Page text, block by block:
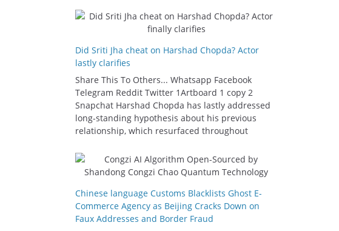
Did Sriti Jha cheat on Harshad Chopda? Actor
lastly clarifies
Share This To Others... Whatsapp Facebook
Telegram Reddit Twitter 1Artboard 1 copy 2
Snapchat Harshad Chopda has lastly addressed
long-standing hypothesis about his previous
relationship, which resurfaced throughout
Chinese language Customs Blacklists Ghost E-
Commerce Agency as Beijing Cracks Down on
Faux Addresses and Border Fraud